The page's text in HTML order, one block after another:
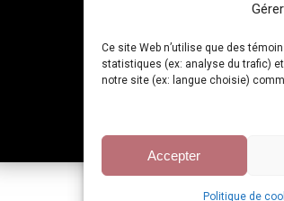
Ce site Web n’utilise que des
statistiques (ex: analyse du trafic)
notre site (ex: langue choisie)
Accepter
Politique de